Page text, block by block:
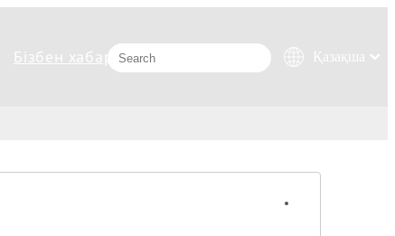
Бізбен хабарласыңыз Қазақша
한국어